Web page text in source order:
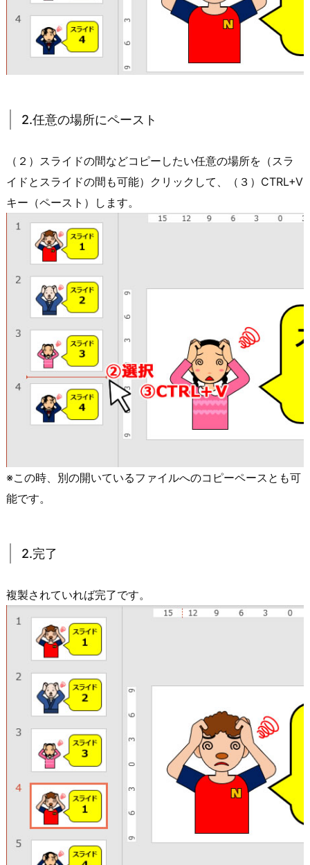
2.任意の場所にペースト
（２）スライドの間などコピーしたい任意の場所を（スラ
イドとスライドの間も可能）クリックして、（３）CTRL+V
キー（ペースト）します。
※この時、別の開いているファイルへのコピーペースとも可
能です。
2.完了
複製されていれば完了です。